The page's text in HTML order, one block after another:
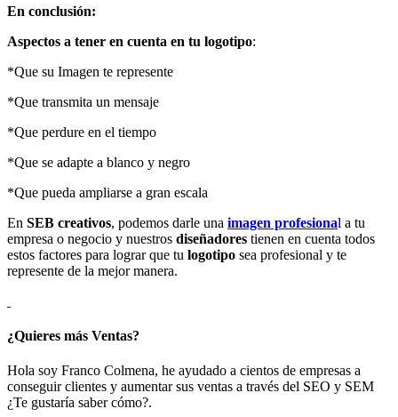
En conclusión:
Aspectos a tener en cuenta en tu logotipo:
*Que su Imagen te represente
*Que transmita un mensaje
*Que perdure en el tiempo
*Que se adapte a blanco y negro
*Que pueda ampliarse a gran escala
En SEB creativos, podemos darle una imagen profesional a tu
empresa o negocio y nuestros diseñadores tienen en cuenta todos
estos factores para lograr que tu logotipo sea profesional y te
represente de la mejor manera.
¿Quieres más Ventas?
Hola soy Franco Colmena, he ayudado a cientos de empresas a
conseguir clientes y aumentar sus ventas a través del SEO y SEM
¿Te gustaría saber cómo?.